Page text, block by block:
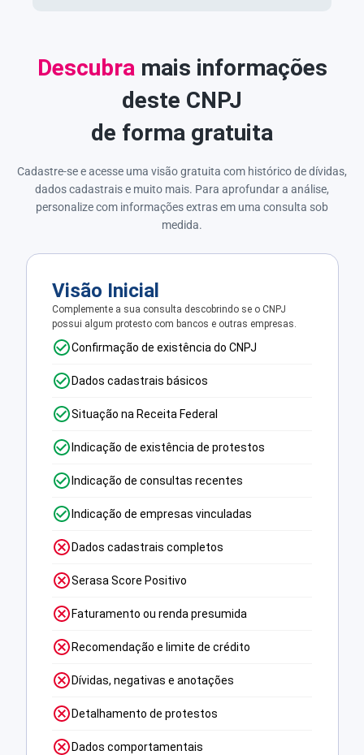
Descubra mais informações
deste CNPJ
de forma gratuita
Cadastre-se e acesse uma visão gratuita com histórico de dívidas,
dados cadastrais e muito mais. Para aprofundar a análise,
personalize com informações extras em uma consulta sob
medida.
Visão Inicial
Complemente a sua consulta descobrindo se o CNPJ
possui algum protesto com bancos e outras empresas.
Confirmação de existência do CNPJ
Dados cadastrais básicos
Situação na Receita Federal
Indicação de existência de protestos
Indicação de consultas recentes
Indicação de empresas vinculadas
Dados cadastrais completos
Serasa Score Positivo
Faturamento ou renda presumida
Recomendação e limite de crédito
Dívidas, negativas e anotações
Detalhamento de protestos
Dados comportamentais